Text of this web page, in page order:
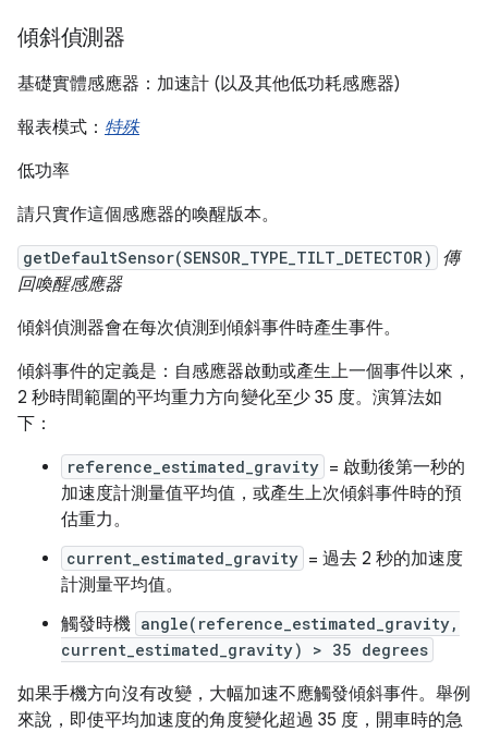
傾斜偵測器
基礎實體感應器：加速計 (以及其他低功耗感應器)
報表模式： 特殊
低功率
請只實作這個感應器的喚醒版本。
getDefaultSensor(SENSOR_TYPE_TILT_DETECTOR)
傳
回喚醒感應器
傾斜偵測器會在每次偵測到傾斜事件時產生事件。
傾斜事件的定義是：自感應器啟動或產生上一個事件以來，
2 秒時間範圍的平均重力方向變化至少 35 度。演算法如
下：
reference_estimated_gravity = 啟動後第一秒的
加速度計測量值平均值，或產生上次傾斜事件時的預
估重力。
current_estimated_gravity = 過去 2 秒的加速度
計測量平均值。
觸發時機 angle(reference_estimated_gravity,
current_estimated_gravity) > 35 degrees
如果手機方向沒有改變，大幅加速不應觸發傾斜事件。舉例
來說，即使平均加速度的角度變化超過 35 度，開車時的急